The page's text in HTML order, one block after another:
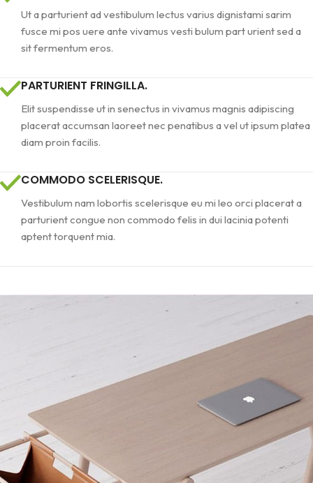
Ut a parturient ad vestibulum lectus varius dignistami sarim
fusce mi pos uere ante vivamus vesti bulum part urient sed a
sit fermentum eros.
PARTURIENT FRINGILLA.
Elit suspendisse ut in senectus in vivamus magnis adipiscing
placerat accumsan laoreet nec penatibus a vel ut ipsum platea
diam proin facilis.
COMMODO SCELERISQUE.
Vestibulum nam lobortis scelerisque eu mi leo orci placerat a
parturient congue non commodo felis in dui lacinia potenti
aptent torquent mia.